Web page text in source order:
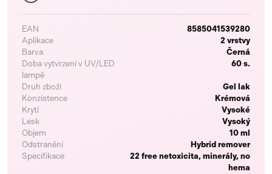
EAN
8585041539280
Aplikace
2 vrstvy
Barva
Černá
Doba vytvrzení v UV/LED
lampě
60 s.
Druh zboží
Gel lak
Konzistence
Krémová
Krytí
Vysoké
Lesk
Vysoký
Objem
10 ml
Odstranění
Hybrid remover
Specifikace
22 free netoxicita, minerály, no
hema